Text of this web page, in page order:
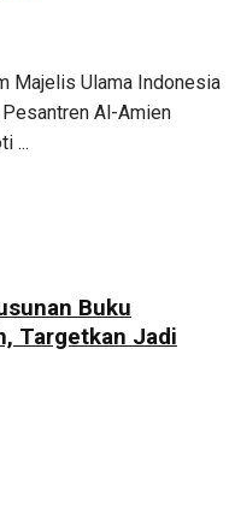
Majelis Ulama Indonesia
Al-Amien
...
Buku
Targetkan Jadi